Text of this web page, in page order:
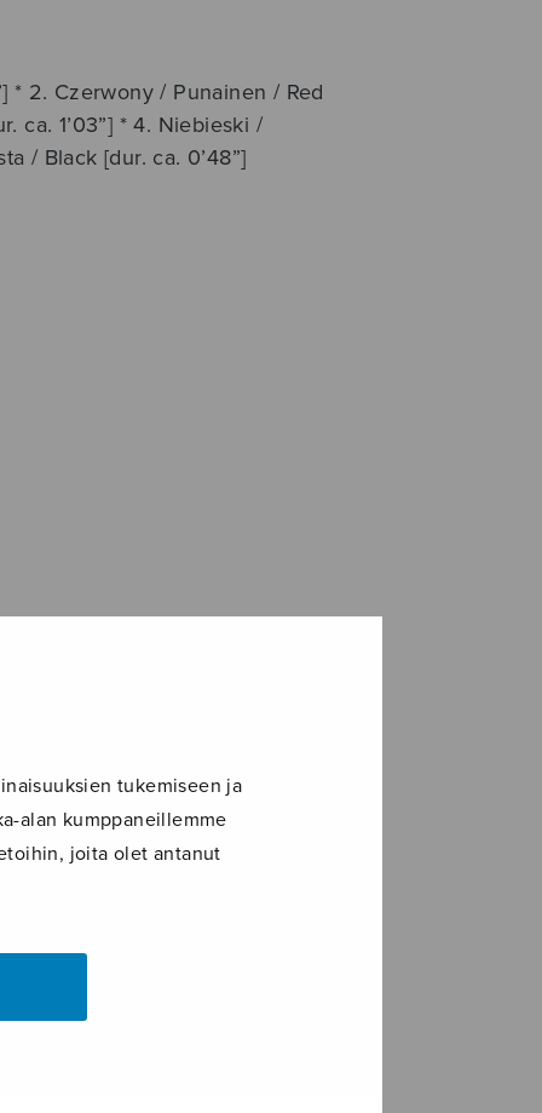
tukemiseen ja
alan kumppaneillemme
joita olet antanut
* 2. Czerwony / Punainen / Red
ca. 1’03”] * 4. Niebieski /
/ Black [dur. ca. 0’48”]